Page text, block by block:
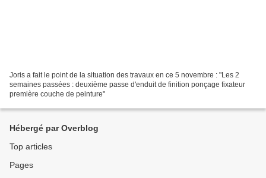
Joris a fait le point de la situation des travaux en ce 5 novembre : "Les 2
semaines passées : deuxième passe d'enduit de finition ponçage fixateur
première couche de peinture"
Hébergé par Overblog
Top articles
Pages